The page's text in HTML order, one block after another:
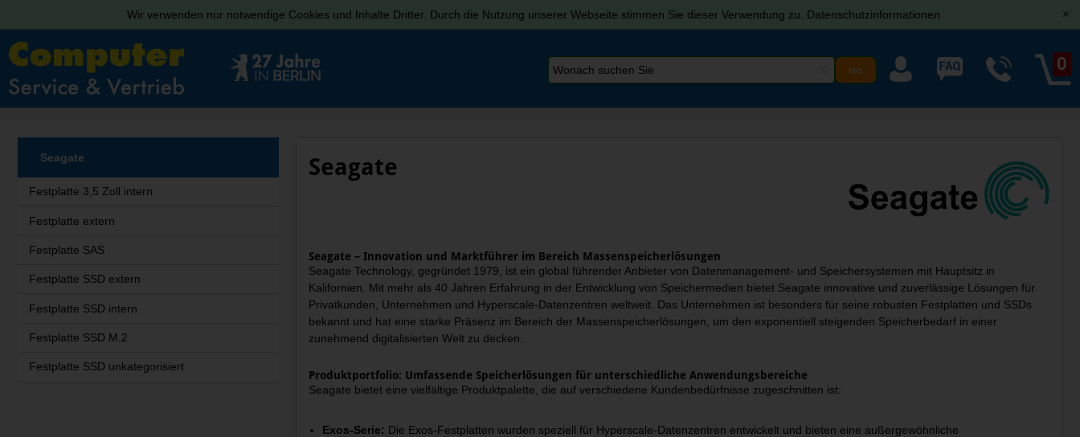
Wir verwenden nur notwendige Cookies und Inhalte Dritter. Durch die Nutzung unserer Webseite stimmen Sie dieser Verwendung zu. Datenschutzinformationen [x]
0
Seagate
Seagate – Innovation und Marktführer im Bereich Massenspeicherlösungen
Seagate Technology, gegründet 1979, ist ein global führender Anbieter von Datenmanagement- und Speichersystemen mit Hauptsitz in
Kalifornien. Mit mehr als 40 Jahren Erfahrung in der Entwicklung von Speichermedien bietet Seagate innovative und zuverlässige Lösungen für
Privatkunden, Unternehmen und Hyperscale-Datenzentren weltweit. Das Unternehmen ist besonders für seine robusten Festplatten und SSDs
bekannt und hat eine starke Präsenz im Bereich der Massenspeicherlösungen, um den exponentiell steigenden Speicherbedarf in einer
zunehmend digitalisierten Welt zu decken.
Produktportfolio: Umfassende Speicherlösungen für unterschiedliche Anwendungsbereiche
Seagate bietet eine vielfältige Produktpalette, die auf verschiedene Kundenbedürfnisse zugeschnitten ist:
Exos-Serie: Die Exos-Festplatten wurden speziell für Hyperscale-Datenzentren entwickelt und bieten eine außergewöhnliche
Seagate
Festplatte 3,5 Zoll intern
Festplatte extern
Festplatte SAS
Festplatte SSD extern
Festplatte SSD intern
Festplatte SSD M.2
Festplatte SSD unkategorisiert